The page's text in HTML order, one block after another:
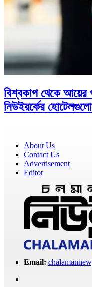
বিশ্বকাপ থেকে আয়ের
নিউইয়র্কের হোটেলগুলো
About Us
Contact Us
Advertisement
Editor
Email: